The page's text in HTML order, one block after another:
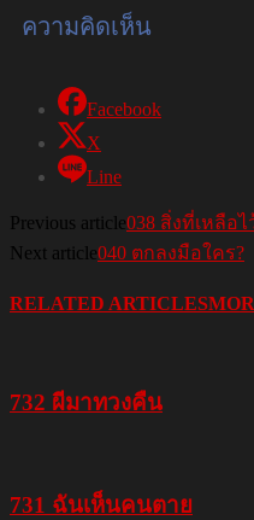
ความคิดเห็น
Facebook
X
Line
Previous article038 สิ่งที่เหลือ
Next article040 ตกลงมือใคร?
RELATED ARTICLES
732 ผีมาทวงคืน
731 ฉันเห็นคนตาย